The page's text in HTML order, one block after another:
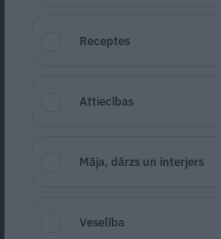
Īpaši bīstami pirmajā
Receptes
Attiecības
Māja, dārzs un interjers
Veselība